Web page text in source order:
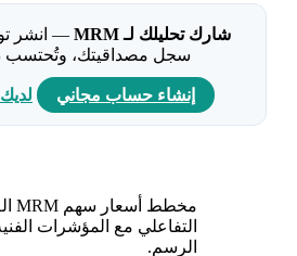
شارك تحليلك لـ MRM
— انشر
سجل مصداقيتك، وتُحتسب
إنشاء حساب مجاني
التفاعلي مع المؤشرات
الرسم.